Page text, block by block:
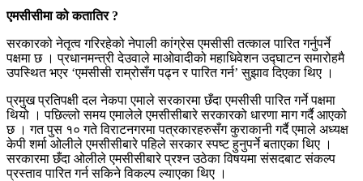
एमसीसीमा को कतातिर ?
सरकारको नेतृत्व गरिरहेको नेपाली कांग्रेस एमसीसी तत्काल पारित गर्नुपर्ने
पक्षमा छ । प्रधानमन्त्री देउवाले माओवादीको महाधिवेशन उद्घाटन समारोहमै
उपस्थित भएर ‘एमसीसी राम्रोसँग पढ्न र पारित गर्न’ सुझाव दिएका थिए ।
प्रमुख प्रतिपक्षी दल नेकपा एमाले सरकारमा छँदा एमसीसी पारित गर्ने पक्षमा
थियो । पछिल्लो समय एमालेले एमसीसीबारे सरकारको धारणा माग गर्दै आएको
छ । गत पुस १० गते विराटनगरमा पत्रकारहरुसँग कुराकानी गर्दै एमाले अध्यक्ष
केपी शर्मा ओलीले एमसीसीबारे पहिले सरकार स्पष्ट हुनुपर्ने बताएका थिए ।
सरकारमा छँदा ओलीले एमसीसीबारे प्रश्न उठेका विषयमा संसदबाट संकल्प
प्रस्ताव पारित गर्न सकिने विकल्प ल्याएका थिए ।